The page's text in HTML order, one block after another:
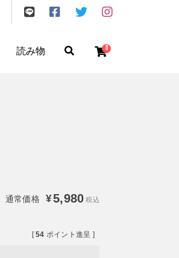
読み物 0
通常価格 ¥5,980 税込
[ 54 ポイント進呈 ]